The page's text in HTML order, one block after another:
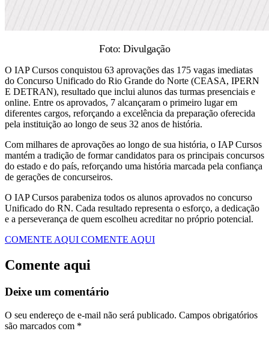
Foto: Divulgação
O IAP Cursos conquistou 63 aprovações das 175 vagas imediatas
do Concurso Unificado do Rio Grande do Norte (CEASA, IPERN
E DETRAN), resultado que inclui alunos das turmas presenciais e
online. Entre os aprovados, 7 alcançaram o primeiro lugar em
diferentes cargos, reforçando a excelência da preparação oferecida
pela instituição ao longo de seus 32 anos de história.
Com milhares de aprovações ao longo de sua história, o IAP Cursos
mantém a tradição de formar candidatos para os principais concursos
do estado e do país, reforçando uma história marcada pela confiança
de gerações de concurseiros.
O IAP Cursos parabeniza todos os alunos aprovados no concurso
Unificado do RN. Cada resultado representa o esforço, a dedicação
e a perseverança de quem escolheu acreditar no próprio potencial.
COMENTE AQUI COMENTE AQUI
Comente aqui
Deixe um comentário
O seu endereço de e-mail não será publicado. Campos obrigatórios
são marcados com *